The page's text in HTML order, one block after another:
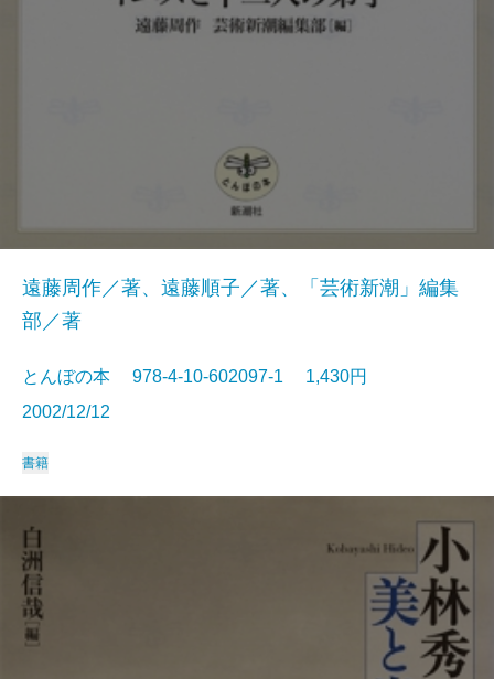
遠藤周作／著、遠藤順子／著、「芸術新潮」編集
部／著
とんぼの本 978-4-10-602097-1 1,430円
2002/12/12
書籍